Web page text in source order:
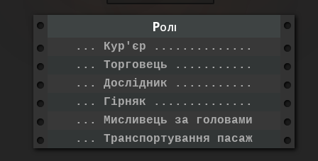
Ролі
... Кур'єр
... Торговець
... Дослідник
... Гірняк
... Мисливець за головами
... Транспортування пасажирів